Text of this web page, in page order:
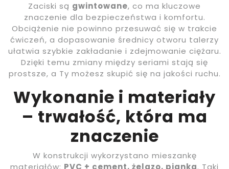
Zaciski są gwintowane, co ma kluczowe
znaczenie dla bezpieczeństwa i komfortu.
Obciążenie nie powinno przesuwać się w trakcie
ćwiczeń, a dopasowanie średnicy otworu talerzy
ułatwia szybkie zakładanie i zdejmowanie ciężaru.
Dzięki temu zmiany między seriami stają się
prostsze, a Ty możesz skupić się na jakości ruchu.
Wykonanie i materiały
– trwałość, która ma
znaczenie
W konstrukcji wykorzystano mieszankę